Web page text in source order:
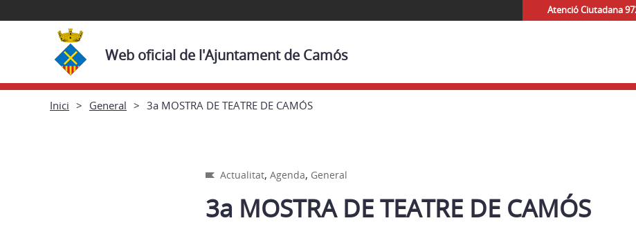
Atenció Ciutadana
Web oficial de l'Ajuntament de Camós
Inici General 3a MOSTRA DE TEATRE DE CAMÓS
Actualitat, Agenda, General
3a MOSTRA DE TEATRE DE CAMÓS